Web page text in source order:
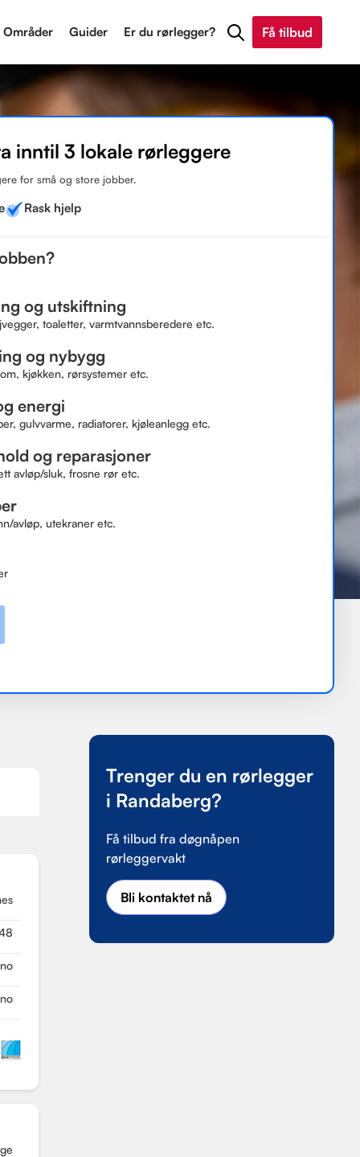
Områder Guider Er du rørlegger? Få tilbud
inntil 3 lokale rørleggere
for små og store jobber.
Rask hjelp
og utskiftning
toaletter, varmtvannsberedere etc.
og nybygg
kjøkken, rørsystemer etc.
energi
gulvvarme, radiatorer, kjøleanlegg etc.
og reparasjoner
avløp/sluk, frosne rør etc.
avløp, utekraner etc.
Trenger du en rørlegger
i Randaberg?
Få tilbud fra døgnåpen
rørleggervakt
Bli kontaktet nå